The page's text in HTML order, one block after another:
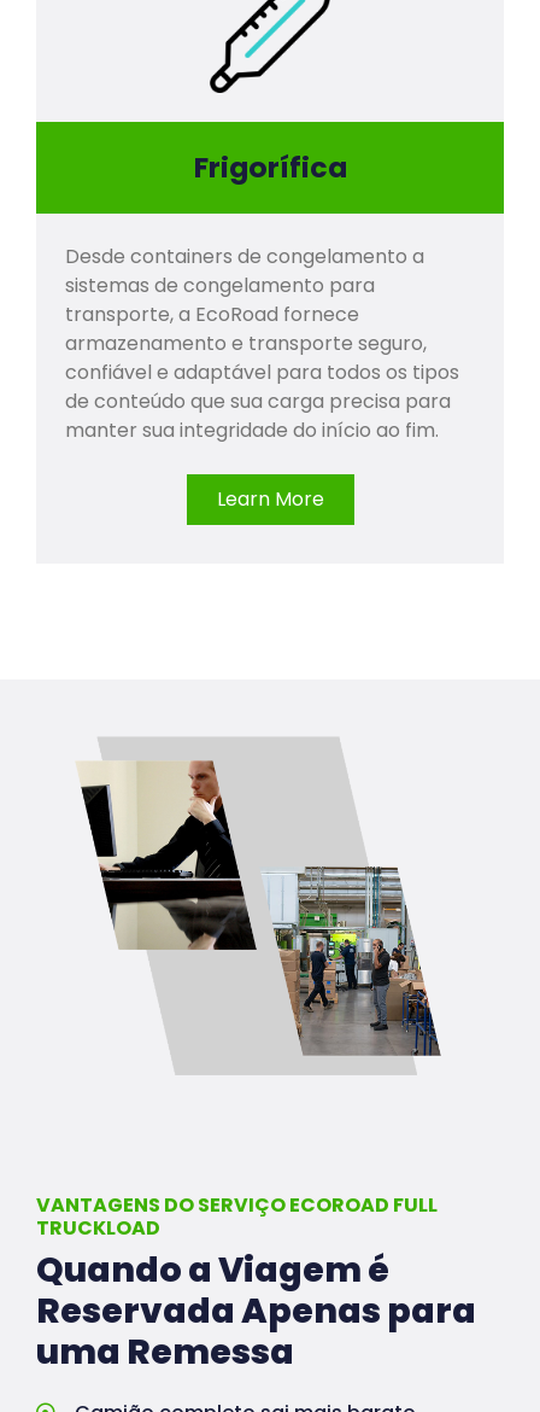
Frigorífica
Desde containers de congelamento a
sistemas de congelamento para
transporte, a EcoRoad fornece
armazenamento e transporte seguro,
confiável e adaptável para todos os tipos
de conteúdo que sua carga precisa para
manter sua integridade do início ao fim.
Learn More
VANTAGENS DO SERVIÇO ECOROAD FULL
TRUCKLOAD
Quando a Viagem é
Reservada Apenas para
uma Remessa